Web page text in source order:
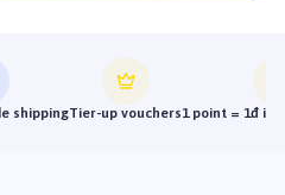
shippingTier-up vouchers1 point = 1đ